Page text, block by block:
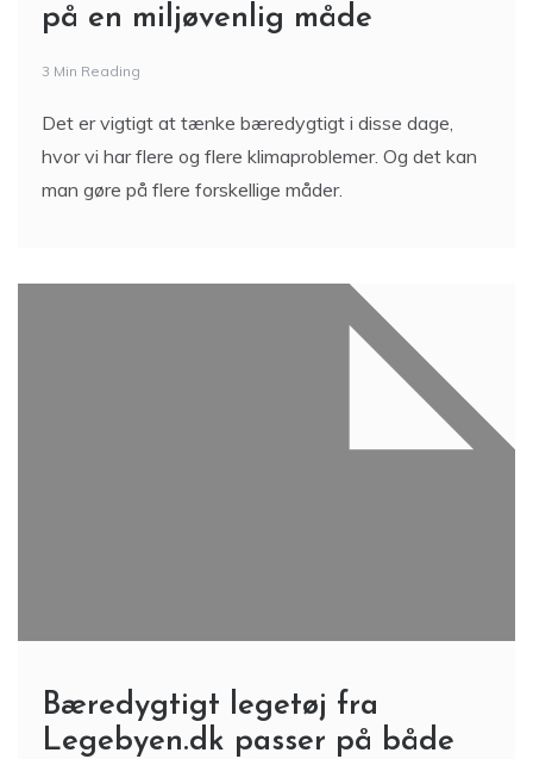
på en miljøvenlig måde
3 Min Reading
Det er vigtigt at tænke bæredygtigt i disse dage,
hvor vi har flere og flere klimaproblemer. Og det kan
man gøre på flere forskellige måder.
Bæredygtigt legetøj fra
Legebyen.dk passer på både